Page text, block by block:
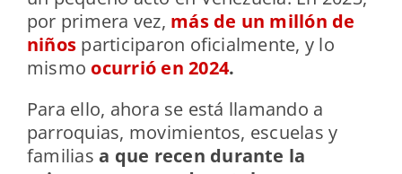
por primera vez, más de un millón de
niños participaron oficialmente, y lo
mismo ocurrió en 2024.
Para ello, ahora se está llamando a
parroquias, movimientos, escuelas y
familiasa que recen durante la